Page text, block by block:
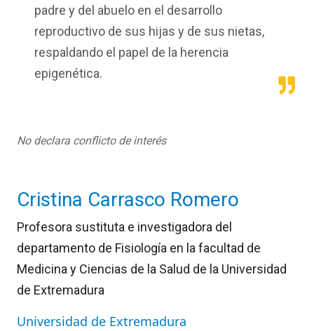
padre y del abuelo en el desarrollo
reproductivo de sus hijas y de sus nietas,
respaldando el papel de la herencia
epigenética.
No declara conflicto de interés
Cristina Carrasco Romero
Profesora sustituta e investigadora del
departamento de Fisiología en la facultad de
Medicina y Ciencias de la Salud de la Universidad
de Extremadura
Universidad de Extremadura